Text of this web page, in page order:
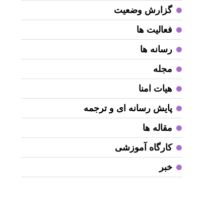
گزارش وضعیت
فعالیت ها
رسانه ها
مجله
هیات امنا
پایش رسانه ای و ترجمه
مقاله ها
کارگاه آموزشی
خبر